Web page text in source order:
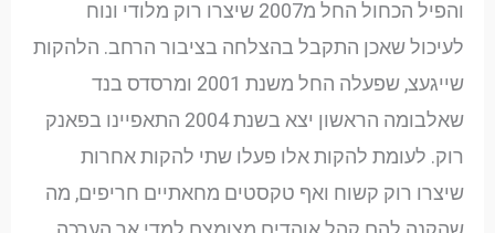
והפיל הכחול החל מ2007 שיצרו רוק מלודי ונוח
לעיכול שאכן התקבל בהצלחה בציבור הרחב. הלהקות
שייגעצ, שפעלה החל משנת 2001 ומרסדס בנד
שאלבומה הראשון יצא בשנת 2004 התאפיינו בפאנק
רוק. לעומת להקות אלו פעלו שתי להקות אחרות
שיצרו רוק קשוח ואף טקסטים מחאתיים חריפים, מה